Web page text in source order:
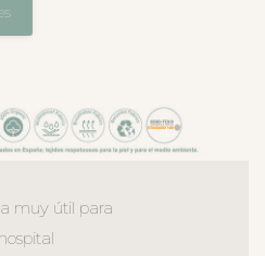
muy útil para